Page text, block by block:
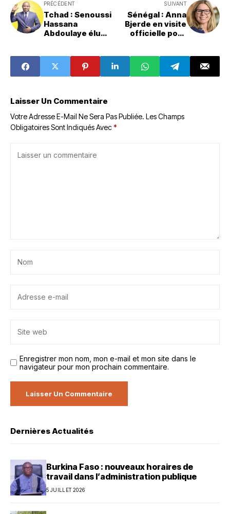
PRÉCÉDENT
Tchad : Senoussi
Hassana
Abdoulaye élu
SUIVANT
Sénégal : Anna
Bjerde en visite
officielle pour
la Banque
mondiale
Laisser Un Commentaire
Votre Adresse E-Mail Ne Sera Pas Publiée. Les Champs
Obligatoires Sont Indiqués Avec*
Enregistrer mon nom, mon e-mail et mon site dans le
navigateur pour mon prochain commentaire.
Dernières Actualités
Burkina Faso : nouveaux horaires de
travail dans l’administration publique
5 JUILLET 2026